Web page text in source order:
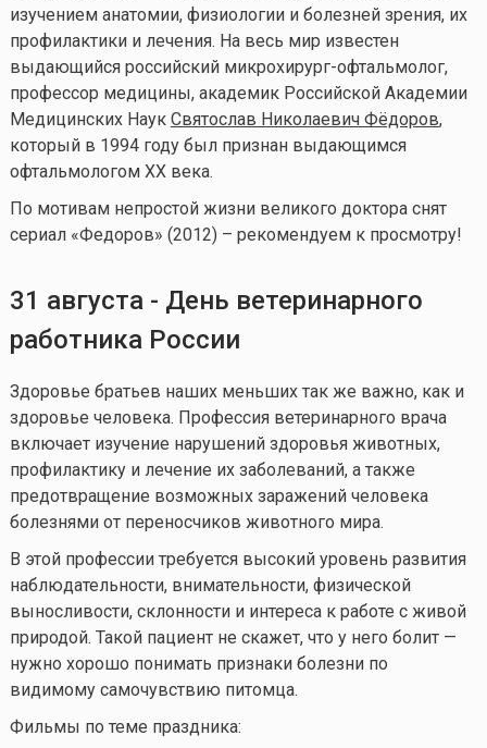
изучением анатомии, физиологии и болезней зрения, их
профилактики и лечения. На весь мир известен
выдающийся российский микрохирург-офтальмолог,
профессор медицины, академик Российской Академии
Медицинских Наук Святослав Николаевич Фёдоров,
который в 1994 году был признан выдающимся
офтальмологом XX века.
По мотивам непростой жизни великого доктора снят
сериал «Федоров» (2012) – рекомендуем к просмотру!
31 августа - День ветеринарного
работника России
Здоровье братьев наших меньших так же важно, как и
здоровье человека. Профессия ветеринарного врача
включает изучение нарушений здоровья животных,
профилактику и лечение их заболеваний, а также
предотвращение возможных заражений человека
болезнями от переносчиков животного мира.
В этой профессии требуется высокий уровень развития
наблюдательности, внимательности, физической
выносливости, склонности и интереса к работе с живой
природой. Такой пациент не скажет, что у него болит —
нужно хорошо понимать признаки болезни по
видимому самочувствию питомца.
Фильмы по теме праздника: